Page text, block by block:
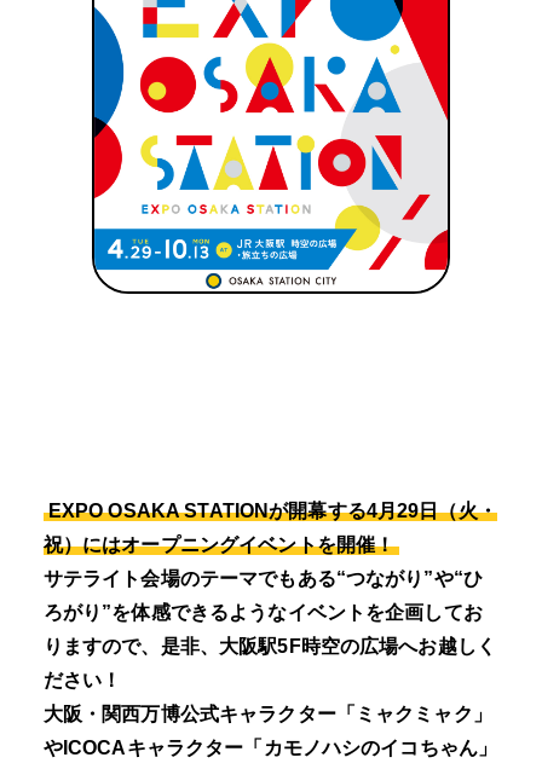
EXPO OSAKA STATIONが開幕する4月29日（火・
祝）にはオープニングイベントを開催！
サテライト会場のテーマでもある“つながり”や“ひ
ろがり”を体感できるようなイベントを企画してお
りますので、是非、大阪駅5F時空の広場へお越しく
ださい！
大阪・関西万博公式キャラクター「ミャクミャク」
やICOCAキャラクター「カモノハシのイコちゃん」